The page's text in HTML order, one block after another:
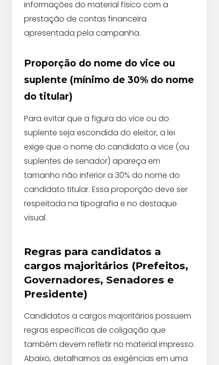
informações do material físico com a
prestação de contas financeira
apresentada pela campanha.
Proporção do nome do vice ou
suplente (mínimo de 30% do nome
do titular)
Para evitar que a figura do vice ou do
suplente seja escondida do eleitor, a lei
exige que o nome do candidato a vice (ou
suplentes de senador) apareça em
tamanho não inferior a 30% do nome do
candidato titular. Essa proporção deve ser
respeitada na tipografia e no destaque
visual.
Regras para candidatos a
cargos majoritários (Prefeitos,
Governadores, Senadores e
Presidente)
Candidatos a cargos majoritários possuem
regras específicas de coligação que
também devem refletir no material impresso.
Abaixo, detalhamos as exigências em uma